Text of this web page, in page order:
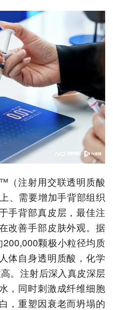
（注射用交联透明质酸
、需要增加手背部组织
手背部真皮层，最佳注
改善手部皮肤外观。据
颗极小粒径均质
体自身透明质酸，化学
。注射后深入真皮深层
，同时刺激成纤维细胞
，重塑因衰老而坍塌的